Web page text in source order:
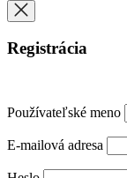
Registrácia
Používateľské meno
E-mailová adresa